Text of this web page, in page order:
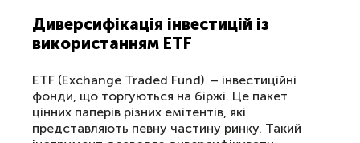
Диверсифікація інвестицій із
використанням ETF
ETF (Exchange Traded Fund) – інвестиційні
фонди, що торгуються на біржі. Це пакет
цінних паперів різних емітентів, які
представляють певну частину ринку. Такий